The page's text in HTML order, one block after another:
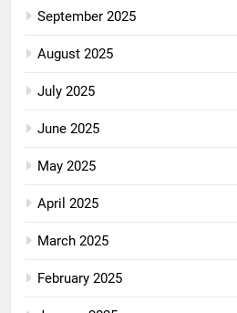
September 2025
August 2025
July 2025
June 2025
May 2025
April 2025
March 2025
February 2025